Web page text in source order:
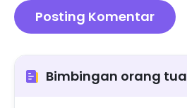
Bimbingan orang tua